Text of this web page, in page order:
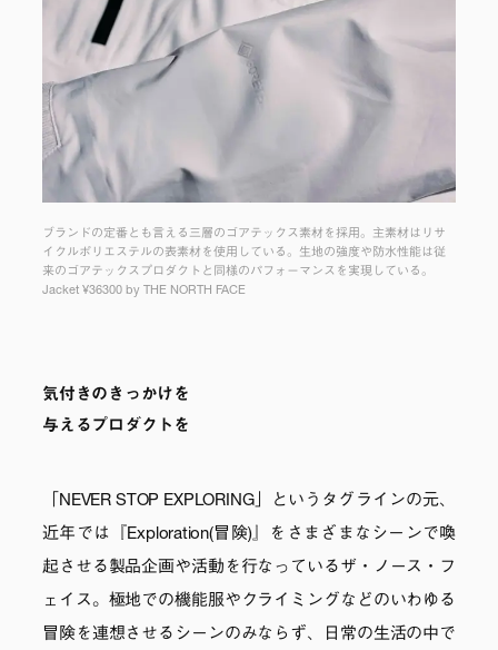
ブランドの定番とも言える三層のゴアテックス素材を採用。主素材はリサ
イクルポリエステルの表素材を使用している。生地の強度や防水性能は従
来のゴアテックスプロダクトと同様のパフォーマンスを実現している。
Jacket ¥36300 by THE NORTH FACE
気付きのきっかけを
与えるプロダクトを
「NEVER STOP EXPLORING」というタグラインの元、
近年では『Exploration(冒険)』をさまざまなシーンで喚
起させる製品企画や活動を行なっているザ・ノース・フ
ェイス。極地での機能服やクライミングなどのいわゆる
冒険を連想させるシーンのみならず、日常の生活の中で